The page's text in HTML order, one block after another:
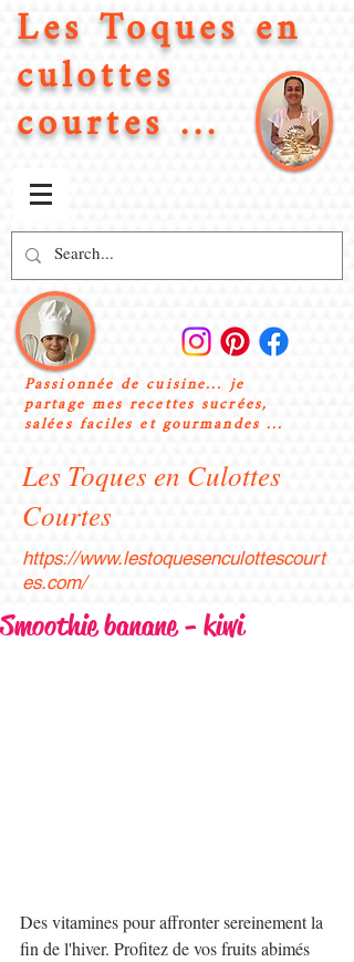
Les Toques en
culottes
courtes ...
Passionnée de cuisine... je
partage mes recettes sucrées,
salées faciles et gourmandes ...
Les Toques en Culottes
Courtes
https://www.lestoquesenculottescourt
es.com/
Smoothie banane - kiwi
Des vitamines pour affronter sereinement la
fin de l'hiver. Profitez de vos fruits abimés